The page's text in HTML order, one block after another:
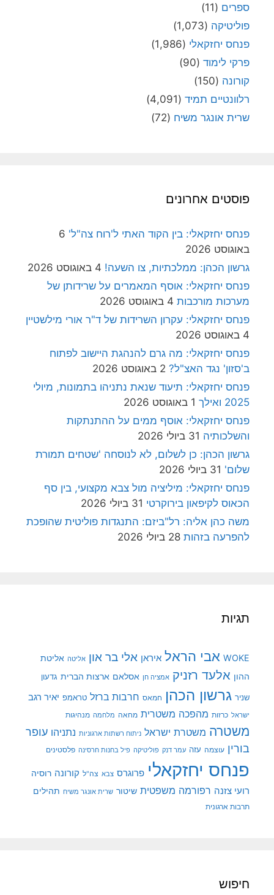
ספרים (11)
פוליטיקה (1,073)
פנחס יחזקאלי (1,986)
פרקי לימוד (90)
קורונה (150)
רלוונטיים תמיד (4,091)
שרית אונגר משיח (72)
פוסטים אחרונים
פנחס יחזקאלי: בין הקוד האתי ל'רוח צה"ל' 6
באוגוסט 2026
גרשון הכהן: ממלכתיות, צו השעה! 4 באוגוסט 2026
פנחס יחזקאלי: אוסף המאמרים על שרידותן של
מערכות מורכבות 4 באוגוסט 2026
פנחס יחזקאלי: עקרון השרידות של ד"ר אורי מילשטיין
4 באוגוסט 2026
פנחס יחזקאלי: מה גרם להנהגת היישוב לפתוח
ב'סזון' נגד האצ"ל? 2 באוגוסט 2026
פנחס יחזקאלי: תיעוד שנאת נתניהו בתמונות, מיולי
2025 ואילך
1 באוגוסט 2026
פנחס יחזקאלי: אוסף ממים על ההתנתקות
והשלכותיה 31 ביולי 2026
גרשון הכהן: כן לשלום, לא לנוסחה 'שטחים תמורת
שלום' 31 ביולי 2026
פנחס יחזקאלי: מיליציה מול צבא מקצועי, בין סף
הכאוס לקיפאון בירוקרטי 31 ביולי 2026
משה כהן אליה: רל"ביזם: התנגדות פוליטית שהופכת
להפרעה בזהות 28 ביולי 2026
תגיות
WOKE אבי הראל איראן אלי בר און אליטה אליטת
ההון אלעד רזניק אמציה חן אסלאם ארצות הברית גדעון
שניר גרשון הכהן חמאס חרבות ברזל טראמפ יאיר רגב
ישראל כרזות מהפכה משטרית מחאה מלחמה מנהיגות
משטרה משטרת ישראל ניתוח רשתות ארגוניות נתניהו עופר
בורין עוצמה עזה עמר דנק פוליטיקה פיל בחנות חרסינה פלסטינים
פנחס יחזקאלי פרוגרס צבא צה"ל קורונה רוסיה
רועי צזנה רפורמה משפטית שיטור שרית אונגר משיח תהילים
תרבות ארגונית
חיפוש